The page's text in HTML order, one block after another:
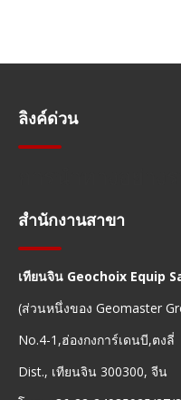
ลิงค์ด่วน
สำนักงานสาขา
เทียนจิน Geochoix Equip
(ส่วนหนึ่งของ Geomaster
No.4-1,ฮ่องกงการ์เดนบี,ตงลี่
Dist., เทียนจิน 300300, จีน